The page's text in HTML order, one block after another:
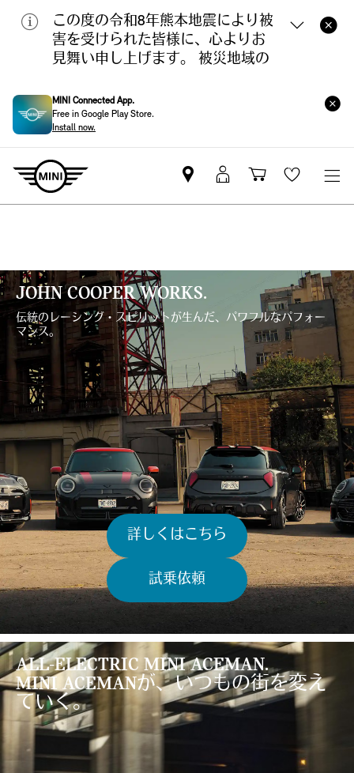
この度の令和8年熊本地震により被
害を受けられた皆様に、心よりお
見舞い申し上げます。 被災地域の
復興を心よりお祈り申し上げま
す。
MINI Connected App.
Free in Google Play Store.
Install now.
Mini
dealer
MyMini
login
Shopping
cart
Wishlist
JOHN COOPER WORKS.
伝統のレーシング・スピリットが生んだ、パワフルなパフォー
マンス。
詳しくはこちら
試乗依頼
ALL-ELECTRIC MINI ACEMAN.
MINI ACEMANが、いつもの街を変え
ていく。